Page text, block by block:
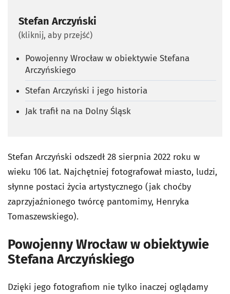
Stefan Arczyński
(kliknij, aby przejść)
Powojenny Wrocław w obiektywie Stefana
Arczyńskiego
Stefan Arczyński i jego historia
Jak trafił na na Dolny Śląsk
Stefan Arczyński odszedł 28 sierpnia 2022 roku w
wieku 106 lat. Najchętniej fotografował miasto, ludzi,
słynne postaci życia artystycznego (jak choćby
zaprzyjaźnionego twórcę pantomimy, Henryka
Tomaszewskiego).
Powojenny Wrocław w obiektywie
Stefana Arczyńskiego
Dzięki jego fotografiom nie tylko inaczej oglądamy